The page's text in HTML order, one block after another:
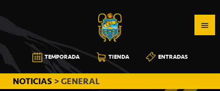
a
la
navegación
principal
al
contenido
principal
a
la
barra
lateral
principal
CB
CANARIAS
TEMPORADA TIENDA ENTRADAS
NOTICIAS > GENERAL